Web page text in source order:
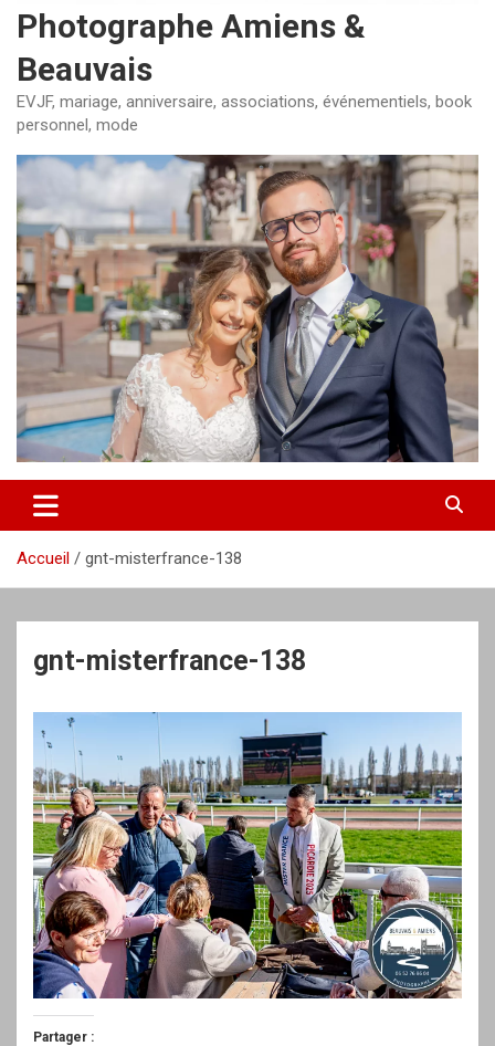
Photographe Amiens &
Beauvais
EVJF, mariage, anniversaire, associations, événementiels, book
personnel, mode
Accueil gnt-misterfrance-138
gnt-misterfrance-138
Partager :